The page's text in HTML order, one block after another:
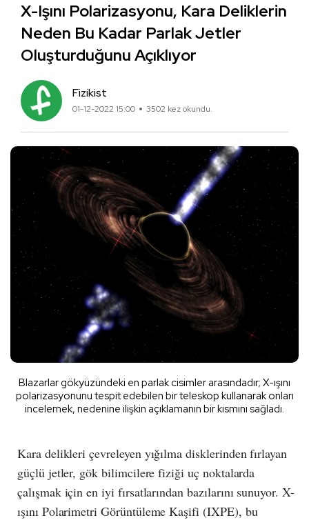
X-Işını Polarizasyonu, Kara Deliklerin
Neden Bu Kadar Parlak Jetler
Oluşturduğunu Açıklıyor
Fizikist
01-12-2022 15:00 3502 kez okundu.
Blazarlar gökyüzündeki en parlak cisimler arasındadır; X-ışını
polarizasyonunu tespit edebilen bir teleskop kullanarak onları
incelemek, nedenine ilişkin açıklamanın bir kısmını sağladı.
Kara delikleri çevreleyen yığılma disklerinden fırlayan
güçlü jetler, gök bilimcilere fiziği uç noktalarda
çalışmak için en iyi fırsatlarından bazılarını sunuyor. X-
ışını Polarimetri Görüntüleme Kaşifi (IXPE), bu